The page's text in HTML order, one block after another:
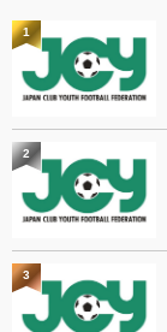
1
2
3